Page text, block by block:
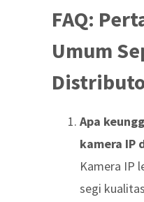
FAQ:
Umum
Apa
kamera IP
Kamera IP
segi